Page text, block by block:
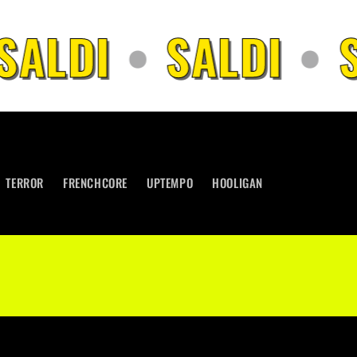
• SALDI •
TERROR FRENCHCORE UPTEMPO HOOLIGAN